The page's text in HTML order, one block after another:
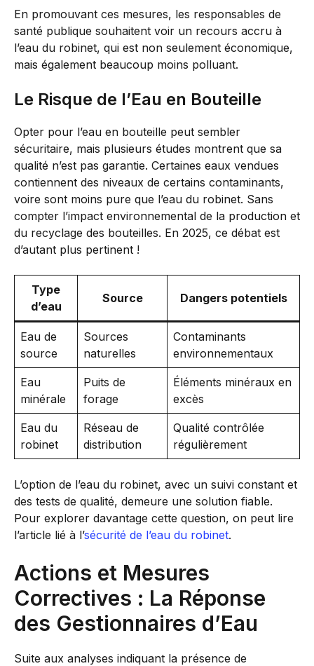
En promouvant ces mesures, les responsables de
santé publique souhaitent voir un recours accru à
l’eau du robinet, qui est non seulement économique,
mais également beaucoup moins polluant.
Le Risque de l’Eau en Bouteille
Opter pour l’eau en bouteille peut sembler
sécuritaire, mais plusieurs études montrent que sa
qualité n’est pas garantie. Certaines eaux vendues
contiennent des niveaux de certains contaminants,
voire sont moins pure que l’eau du robinet. Sans
compter l’impact environnemental de la production et
du recyclage des bouteilles. En 2025, ce débat est
d’autant plus pertinent !
Type
d’eau
Source Dangers potentiels
Eau de
source
Sources
naturelles
Contaminants
environnementaux
Eau
minérale
Puits de
forage
Éléments minéraux en
excès
Eau du
robinet
Réseau de
distribution
Qualité contrôlée
régulièrement
L’option de l’eau du robinet, avec un suivi constant et
des tests de qualité, demeure une solution fiable.
Pour explorer davantage cette question, on peut lire
l’article lié à l’sécurité de l’eau du robinet.
Actions et Mesures
Correctives : La Réponse
des Gestionnaires d’Eau
Suite aux analyses indiquant la présence de